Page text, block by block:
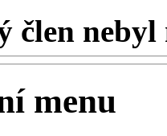
člen nebyl
menu